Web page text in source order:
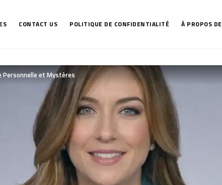
CONTACT US POLITIQUE DE CONFIDENTIALITÉ À PROPOS DE
Personnelle et Mystères